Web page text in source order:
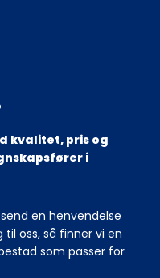
kvalitet, pris og
i
en henvendelse
oss, så finner vi en
som passer for